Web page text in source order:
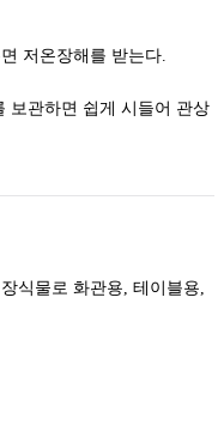
저온장해를 받는다.
보관하면 쉽게 시들어 관상
식물로 화관용, 테이블용,